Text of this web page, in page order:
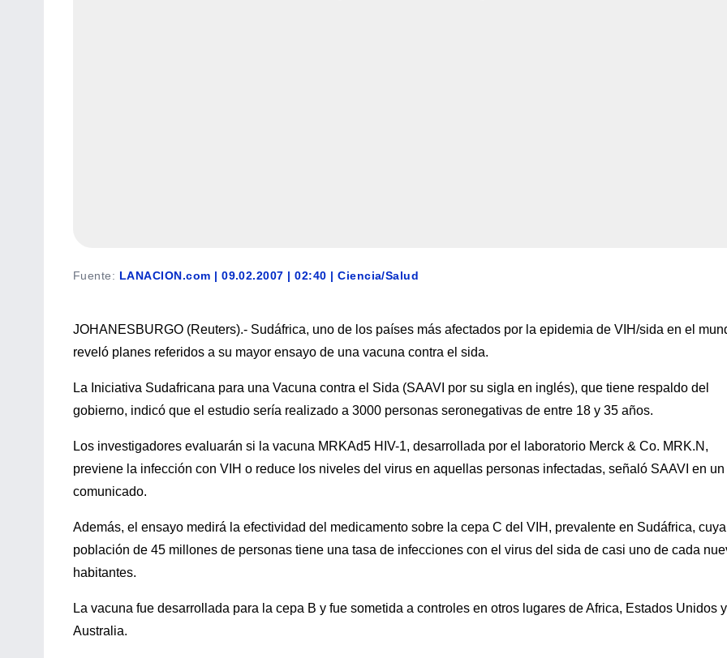
Fuente: LANACION.com | 09.02.2007 | 02:40 | Ciencia/Salud
JOHANESBURGO (Reuters).- Sudáfrica, uno de los países más afectados por la epidemia de VIH/sida en el
reveló planes referidos a su mayor ensayo de una vacuna contra el sida.
La Iniciativa Sudafricana para una Vacuna contra el Sida (SAAVI por su sigla en inglés), que tiene respaldo del
gobierno, indicó que el estudio sería realizado a 3000 personas seronegativas de entre 18 y 35 años.
Los investigadores evaluarán si la vacuna MRKAd5 HIV-1, desarrollada por el laboratorio Merck & Co. MRK.N,
previene la infección con VIH o reduce los niveles del virus en aquellas personas infectadas, señaló SAAVI en un
comunicado.
Además, el ensayo medirá la efectividad del medicamento sobre la cepa C del VIH, prevalente en Sudáfrica, cuya
población de 45 millones de personas tiene una tasa de infecciones con el virus del sida de casi uno de cada
habitantes.
La vacuna fue desarrollada para la cepa B y fue sometida a controles en otros lugares de Africa, Estados Unidos y
Australia.